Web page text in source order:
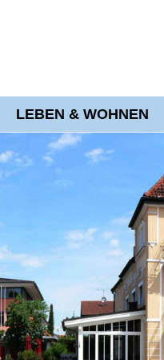
LEBEN & WOHNEN